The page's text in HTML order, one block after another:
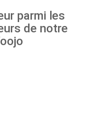
parmi les
de notre